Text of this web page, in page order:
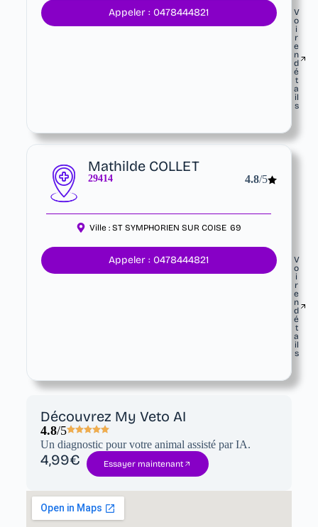
Appeler : 0478444821
V
o
i
r
e
n
d
é
t
a
il
s
Mathilde COLLET
29414 4.8/5
Ville :ST SYMPHORIEN SUR COISE 69
Appeler : 0478444821
V
o
i
r
e
n
d
é
t
a
il
s
Découvrez My Veto AI
4.8/5
Un diagnostic pour votre animal assisté par IA.
4,99€ Essayer maintenant